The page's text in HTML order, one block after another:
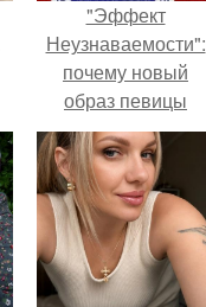
"Эффект
Неузнаваемости":
почему новый
образ певицы
вызвал споры о
гранях
возможного?